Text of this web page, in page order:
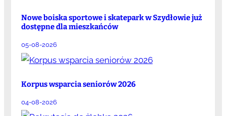
Nowe boiska sportowe i skatepark w Szydłowie już
dostępne dla mieszkańców
05-08-2026
Korpus wsparcia seniorów 2026
04-08-2026